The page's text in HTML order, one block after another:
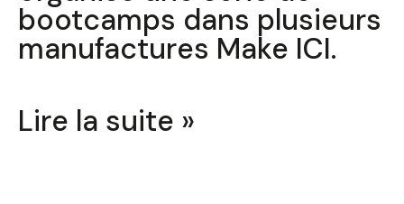
bootcamps dans plusieurs
manufactures Make ICI.
Lire la suite »